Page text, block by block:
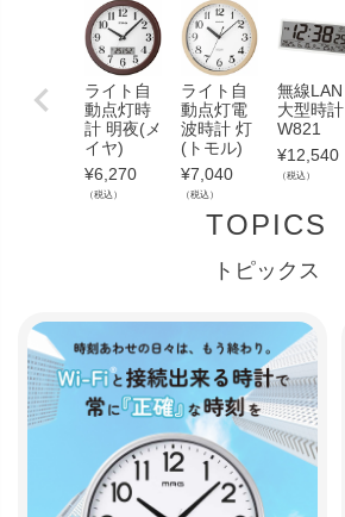
ライト自
動点灯時
計 明夜(メ
イヤ)
¥6,270
（税込）
ライト自
動点灯電
波時計 灯
(トモル)
¥7,040
（税込）
無線LAN
大型時計
W821
¥12,540
（税込）
TOPICS
トピックス